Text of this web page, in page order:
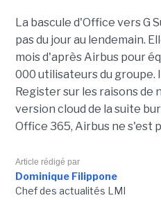
La bascule d'Office vers G
pas du jour au lendemain.
mois d'après Airbus pour
000 utilisateurs du
Register sur les raisons de
version cloud de la suite
Office 365, Airbus ne s'est
Article rédigé par
Dominique Filippone
Chef des actualités LMI